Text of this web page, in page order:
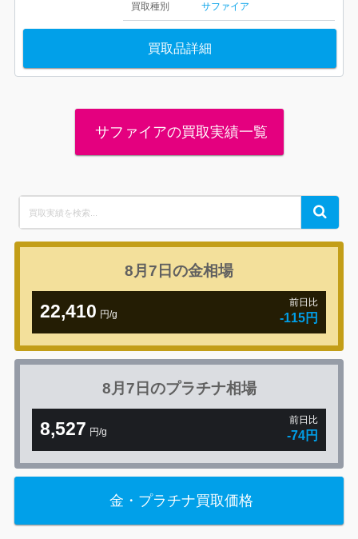
買取種別 サファイア
買取品詳細
サファイアの買取実績一覧
for:
Search
8月7日の金相場
22,410 円/g
前日比
-115円
8月7日のプラチナ相場
8,527 円/g
前日比
-74円
金・プラチナ買取価格